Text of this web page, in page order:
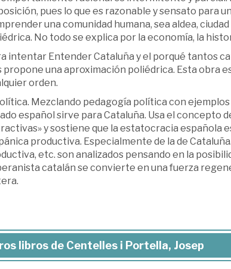
pues lo que es razonable y sensato para
una comunidad humana, sea aldea,
No todo se explica por la economía, la
intentar Entender Cataluña y el porqué tantos
propone una aproximación poliédrica. Esta obra
orden.
Mezclando pedagogía política con
español sirve para Cataluña. Usa el concepto
y sostiene que la estatocracia española
productiva. Especialmente de la de
etc. son analizados pensando en la
catalán se convierte en una fuerza
libros de Centelles i Portella, Josep